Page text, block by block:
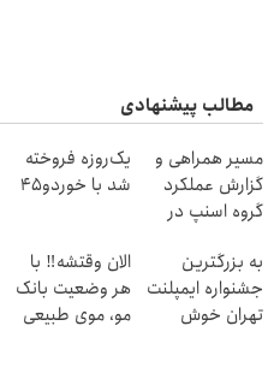
مطالب پیشنهادی
مسیر همراهی و
گزارش عملکرد
گروه اسنپ در
یک‌روزه فروخته
شد با خوردو45
به بزرگترین
جشنواره ایمپلنت
تهران خوش
الان وقتشه‼️ با
هر وضعیت بانک
مو، موی طبیعی